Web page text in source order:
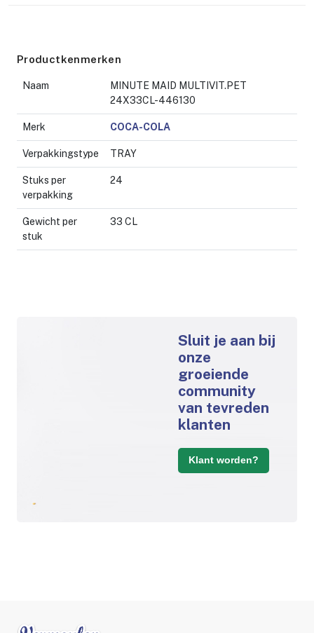
Productkenmerken
Naam
MINUTE MAID MULTIVIT.PET
24X33CL-446130
Merk COCA-COLA
Verpakkingstype TRAY
Stuks per
verpakking
24
Gewicht per
stuk
33 CL
Sluit je aan bij
onze
groeiende
community
van tevreden
klanten
Klant worden?